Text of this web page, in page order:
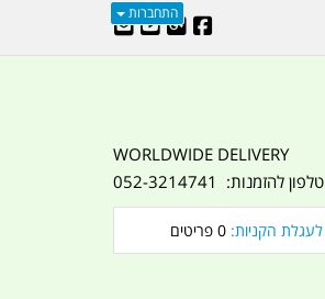
התחברות
WORLDWIDE DELIVERY
טלפון להזמנות: 052-3214741
0